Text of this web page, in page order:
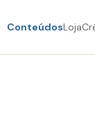
ConteúdosLoja